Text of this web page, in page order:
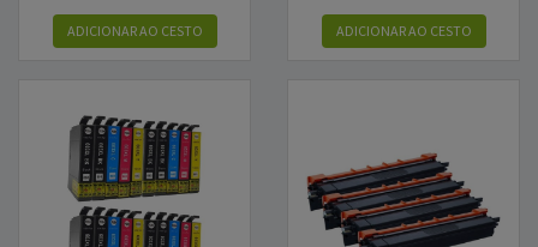
ADICIONAR AO CESTO ADICIONAR AO CESTO